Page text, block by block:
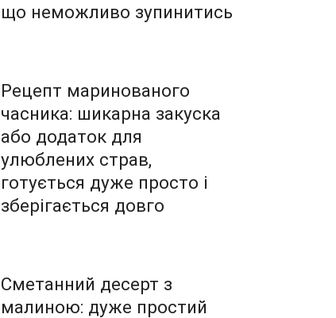
що неможливо зупинитись
Рецепт маринованого
часника: шикарна закуска
або додаток для
улюблених страв,
готується дуже просто і
зберігається довго
Сметанний десерт з
малиною: дуже простий